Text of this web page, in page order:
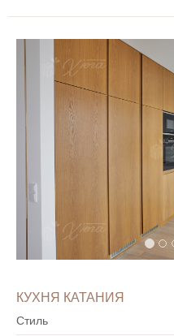
КУХНЯ КАТАНИЯ
Стиль